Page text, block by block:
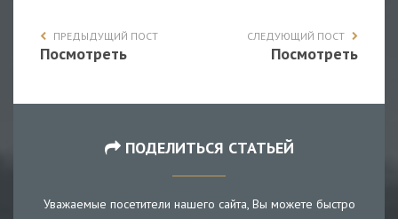
ПРЕДЫДУЩИЙ ПОСТ
Посмотреть
СЛЕДУЮЩИЙ ПОСТ
Посмотреть
ПОДЕЛИТЬСЯ СТАТЬЕЙ
Уважаемые посетители нашего сайта, Вы можете быстро